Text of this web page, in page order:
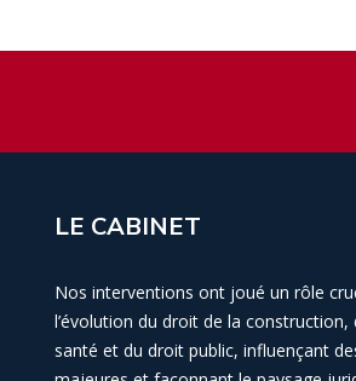
LE CABINET
Nos interventions ont joué un rôle
l’évolution du droit de la construction,
santé et du droit public, influençant